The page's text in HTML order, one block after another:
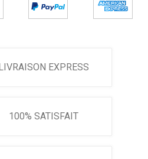
LIVRAISON EXPRESS
100% SATISFAIT